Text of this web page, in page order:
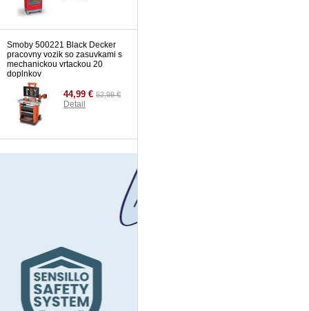
Smoby 500221 Black Decker
pracovny vozik so zasuvkami s
mechanickou vrtackou 20
doplnkov
44,99 € 52,99 €
Detail